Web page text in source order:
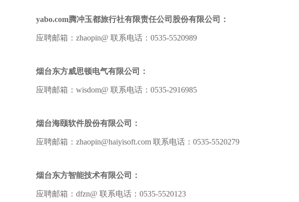
yabo.com腾冲玉都旅行社有限责任公司股份有限公司：
应聘邮箱：zhaopin@ 联系电话：0535-5520989
烟台东方威思顿电气有限公司：
应聘邮箱：wisdom@ 联系电话：0535-2916985
烟台海颐软件股份有限公司：
应聘邮箱：zhaopin@haiyisoft.com 联系电话：0535-5520279
烟台东方智能技术有限公司：
应聘邮箱：dfzn@ 联系电话：0535-5520123